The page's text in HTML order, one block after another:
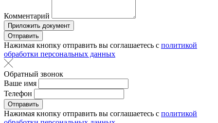
Комментарий
Приложить документ
Отправить
Нажимая кнопку отправить вы соглашаетесь с политикой
обработки персональных данных
Обратный звонок
Ваше имя
Телефон
Отправить
Нажимая кнопку отправить вы соглашаетесь с политикой